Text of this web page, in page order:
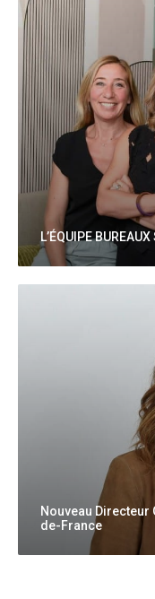
L’ÉQUIPE
Nouveau Directeur
de-France